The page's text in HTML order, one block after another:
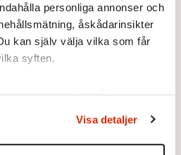
personliga annonser och
åskådarinsikter
kan själv välja vilka som får
syften.
personliga uppgifter
ditt samtycke när som
Visa detaljer